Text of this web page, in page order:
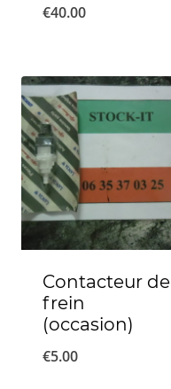
€40.00
Contacteur de
frein
(occasion)
€5.00